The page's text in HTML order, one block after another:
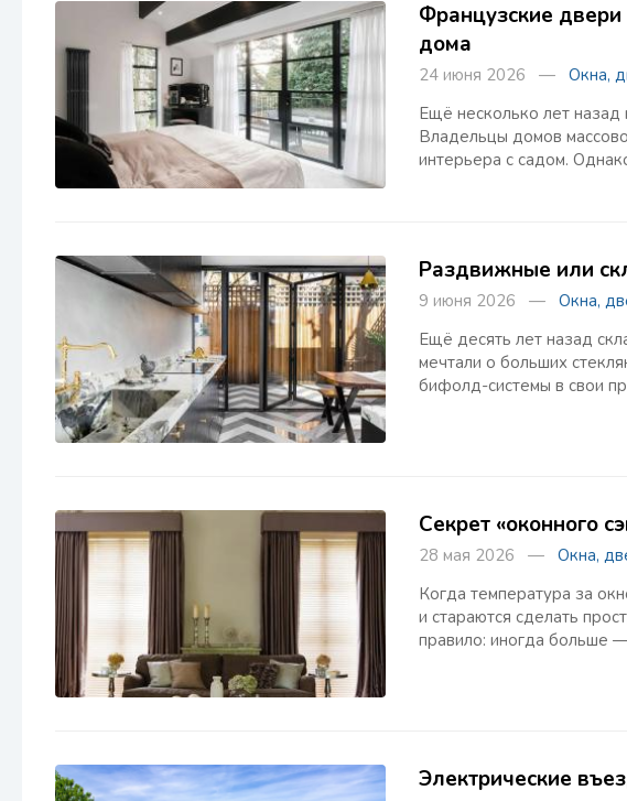
Французские
дома
24 июня 2026 — Окна,
Ещё несколько лет назад
Владельцы домов
интерьера с садом.
Раздвижные или
9 июня 2026 — Окна,
Ещё десять лет назад
мечтали о больших
бифолд-системы в свои
Секрет «оконного
28 мая 2026 — Окна,
Когда температура за
и стараются сделать
правило: иногда больше
Электрические